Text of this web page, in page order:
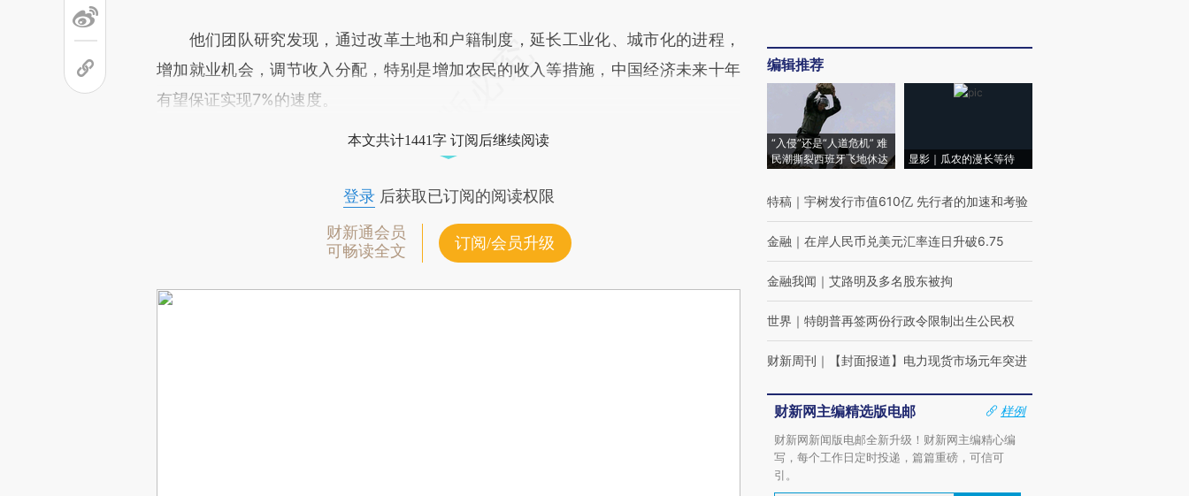
他们团队研究发现，通过改革土地和户籍制度，延长工业化、城市化的进程，
增加就业机会，调节收入分配，特别是增加农民的收入等措施，中国经济未来十年
有望保证实现7%的速度。
本文共计1441字 订阅后继续阅读
登录后获取已订阅的阅读权限
财新通会员
可畅读全文
订阅/会员升级
编辑推荐
“入侵”还是“人道危机” 难
民潮撕裂西班牙飞地休达
显影｜瓜农的漫长等待
特稿 ｜ 宇树发行市值610亿 先行者的加速和考验
金融 ｜ 在岸人民币兑美元汇率连日升破6.75
金融我闻 ｜ 艾路明及多名股东被拘
世界 ｜ 特朗普再签两份行政令限制出生公民权
财新周刊 ｜ 【封面报道】电力现货市场元年突进
财新网主编精选版电邮
样例
财新网新闻版电邮全新升级！财新网主编精心编
写，每个工作日定时投递，篇篇重磅，可信可
引。